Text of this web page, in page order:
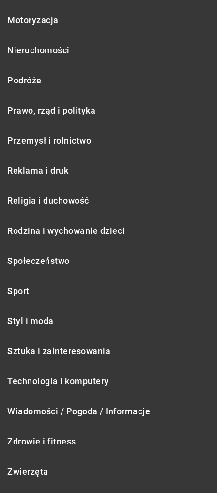
Motoryzacja
Nieruchomości
Podróże
Prawo, rząd i polityka
Przemysł i rolnictwo
Reklama i druk
Religia i duchowość
Rodzina i wychowanie dzieci
Społeczeństwo
Sport
Styl i moda
Sztuka i zainteresowania
Technologia i komputery
Wiadomości / Pogoda / Informacje
Zdrowie i fitness
Zwierzęta